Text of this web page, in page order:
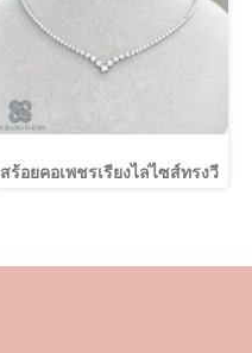
สร้อยคอเพชรเรียงไล่ไซส์ทรงวี